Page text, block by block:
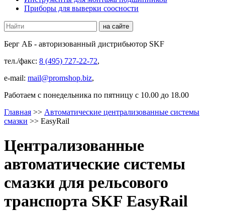
Приборы для выверки соосности
Берг АБ - авторизованный дистрибьютор SKF
тел./факс: 8 (495) 727-22-72,
e-mail: mail@promshop.biz,
Работаем c понедельника по пятницу с 10.00 до 18.00
Главная >> Автоматические централизованные системы
смазки >> EasyRail
Централизованные
автоматические системы
смазки для рельсового
транспорта SKF EasyRail